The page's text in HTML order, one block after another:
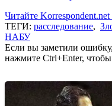
Читайте
ТЕГИ: расследование,
НАБУ
Если вы заметили
нажмите Ctrl+Enter,